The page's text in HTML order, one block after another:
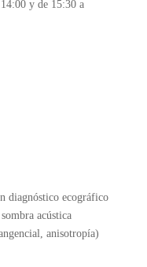
y de 15:30 a
diagnóstico ecográfico
acústica
anisotropía)